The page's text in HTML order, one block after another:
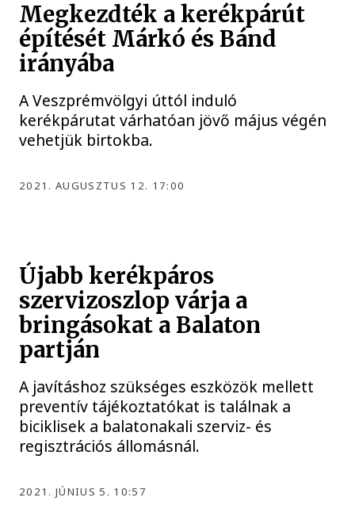
Megkezdték a kerékpárút
építését Márkó és Bánd
irányába
A Veszprémvölgyi úttól induló
kerékpárutat várhatóan jövő május végén
vehetjük birtokba.
2021. AUGUSZTUS 12. 17:00
Újabb kerékpáros
szervizoszlop várja a
bringásokat a Balaton
partján
A javításhoz szükséges eszközök mellett
preventív tájékoztatókat is találnak a
biciklisek a balatonakali szerviz- és
regisztrációs állomásnál.
2021. JÚNIUS 5. 10:57